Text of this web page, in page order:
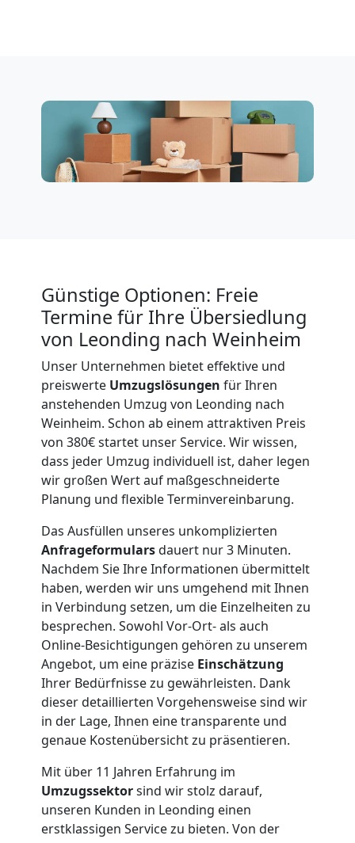
Günstige Optionen: Freie
Termine für Ihre Übersiedlung
von Leonding nach Weinheim
Unser Unternehmen bietet effektive und
preiswerte Umzugslösungen für Ihren
anstehenden Umzug von Leonding nach
Weinheim. Schon ab einem attraktiven Preis
von 380€ startet unser Service. Wir wissen,
dass jeder Umzug individuell ist, daher legen
wir großen Wert auf maßgeschneiderte
Planung und flexible Terminvereinbarung.
Das Ausfüllen unseres unkomplizierten
Anfrageformularsdauert nur 3 Minuten.
Nachdem Sie Ihre Informationen übermittelt
haben, werden wir uns umgehend mit Ihnen
in Verbindung setzen, um die Einzelheiten zu
besprechen. Sowohl Vor-Ort- als auch
Online-Besichtigungen gehören zu unserem
Angebot, um eine präzise Einschätzung
Ihrer Bedürfnisse zu gewährleisten. Dank
dieser detaillierten Vorgehensweise sind wir
in der Lage, Ihnen eine transparente und
genaue Kostenübersicht zu präsentieren.
Mit über 11 Jahren Erfahrung im
Umzugssektorsind wir stolz darauf,
unseren Kunden in Leonding einen
erstklassigen Service zu bieten. Von der
Möbeltransport
International
Beiladung
International
Internationaler
Umzug
Nationaler
Umzug